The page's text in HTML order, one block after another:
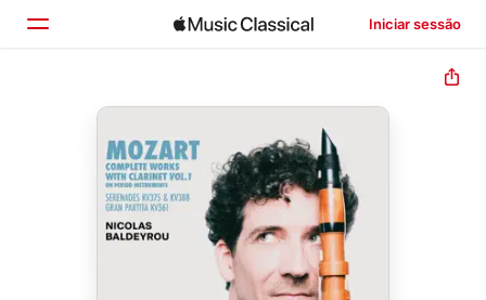
Iniciar sessão
Início
Explorar
Buscar